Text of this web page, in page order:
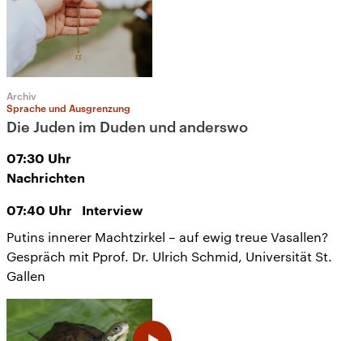
Archiv
Sprache und Ausgrenzung
Die Juden im Duden und anderswo
07:30 Uhr
Nachrichten
07:40 Uhr Interview
Putins innerer Machtzirkel – auf ewig treue Vasallen?
Gespräch mit Pprof. Dr. Ulrich Schmid, Universität St.
Gallen